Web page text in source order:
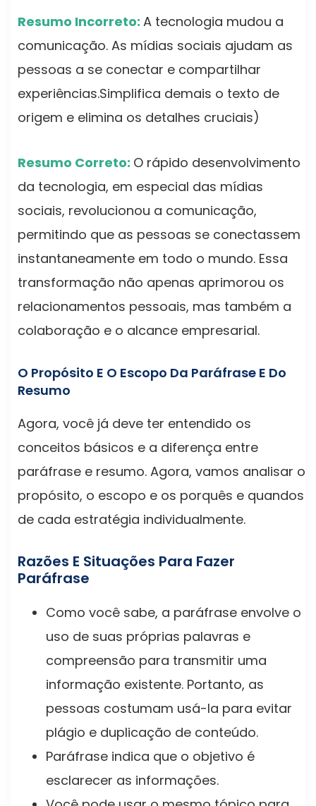
Resumo Incorreto: A tecnologia mudou a
comunicação. As mídias sociais ajudam as
pessoas a se conectar e compartilhar
experiências.Simplifica demais o texto de
origem e elimina os detalhes cruciais)
Resumo Correto: O rápido desenvolvimento
da tecnologia, em especial das mídias
sociais, revolucionou a comunicação,
permitindo que as pessoas se conectassem
instantaneamente em todo o mundo. Essa
transformação não apenas aprimorou os
relacionamentos pessoais, mas também a
colaboração e o alcance empresarial.
O Propósito E O Escopo Da Paráfrase E Do
Resumo
Agora, você já deve ter entendido os
conceitos básicos e a diferença entre
paráfrase e resumo. Agora, vamos analisar o
propósito, o escopo e os porquês e quandos
de cada estratégia individualmente.
Razões E Situações Para Fazer
Paráfrase
Como você sabe, a paráfrase envolve o
uso de suas próprias palavras e
compreensão para transmitir uma
informação existente. Portanto, as
pessoas costumam usá-la para evitar
plágio e duplicação de conteúdo.
Paráfrase indica que o objetivo é
esclarecer as informações.